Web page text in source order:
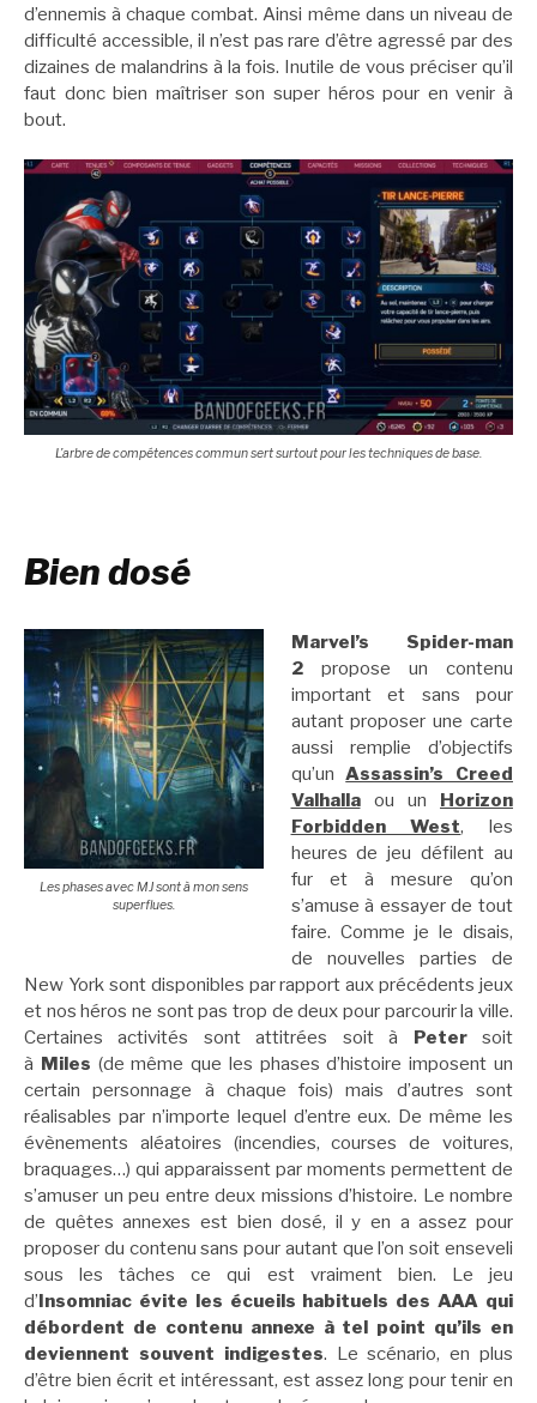
d’ennemis à chaque combat. Ainsi même dans un niveau de
difficulté accessible, il n’est pas rare d’être agressé par des
dizaines de malandrins à la fois. Inutile de vous préciser qu’il
faut donc bien maîtriser son super héros pour en venir à
bout.
L’arbre de compétences commun sert surtout pour les techniques de base.
Bien dosé
Les phases avec MJ sont à mon sens
superflues.
Marvel’s Spider-man
2 propose un contenu
important et sans pour
autant proposer une carte
aussi remplie d’objectifs
qu’unAssassin’s Creed
Valhalla
ou un Horizon
Forbidden West, les
heures de jeu défilent au
fur et à mesure qu’on
s’amuse à essayer de tout
faire. Comme je le disais,
de nouvelles parties de
New York sont disponibles par rapport aux précédents jeux
et nos héros ne sont pas trop de deux pour parcourir la ville.
Certaines activités sont attitrées soit à Petersoit
à Miles (de même que les phases d’histoire imposent un
certain personnage à chaque fois) mais d’autres sont
réalisables par n’importe lequel d’entre eux. De même les
évènements aléatoires (incendies, courses de voitures,
braquages…) qui apparaissent par moments permettent de
s’amuser un peu entre deux missions d’histoire. Le nombre
de quêtes annexes est bien dosé, il y en a assez pour
proposer du contenu sans pour autant que l’on soit enseveli
sous les tâches ce qui est vraiment bien. Le jeu
d’Insomniac évite les écueils habituels des AAA qui
débordent de contenu annexe à tel point qu’ils en
deviennent souvent indigestes. Le scénario, en plus
d’être bien écrit et intéressant, est assez long pour tenir en